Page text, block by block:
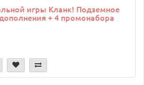
игры Кланк! Подземное
+ 4 промонабора